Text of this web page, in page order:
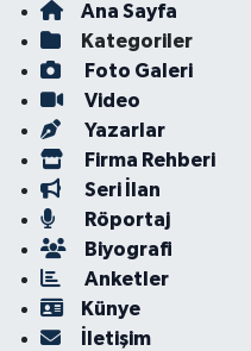
Ana Sayfa
Kategoriler
Foto Galeri
Video
Yazarlar
Firma Rehberi
Seri İlan
Röportaj
Biyografi
Anketler
Künye
İletişim